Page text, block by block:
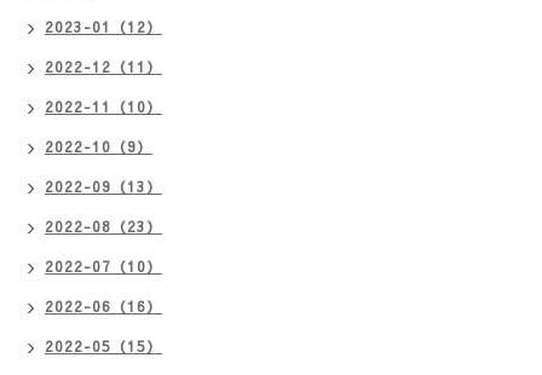
2023-01（12）
2022-12（11）
2022-11（10）
2022-10（9）
2022-09（13）
2022-08（23）
2022-07（10）
2022-06（16）
2022-05（15）